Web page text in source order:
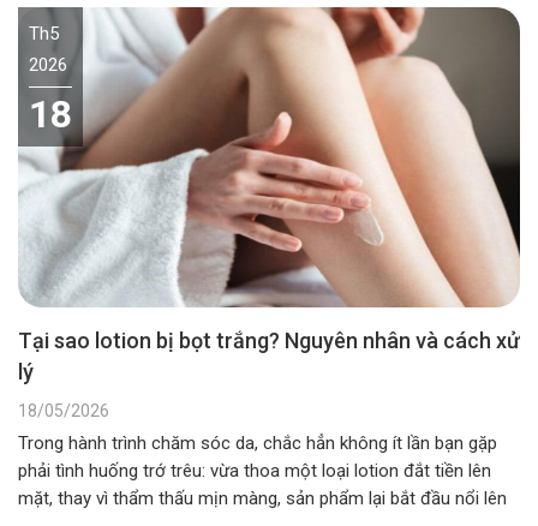
Th5
2026
18
Tại sao lotion bị bọt trắng? Nguyên nhân và cách xử
lý
18/05/2026
Trong hành trình chăm sóc da, chắc hẳn không ít lần bạn gặp
phải tình huống trớ trêu: vừa thoa một loại lotion đắt tiền lên
mặt, thay vì thẩm thấu mịn màng, sản phẩm lại bắt đầu nổi lên